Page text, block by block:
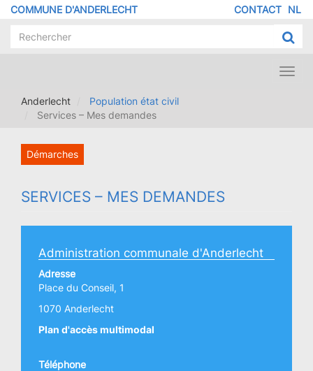
Aller
contenu
COMMUNE D'ANDERLECHT NL
DE
CONTACT
Anderlecht
Population état civil
Services – Mes demandes
Démarches
SERVICES – MES DEMANDES
Administration communale d'Anderlecht
Adresse
Place du Conseil, 1
1070 Anderlecht
Plan d'accès multimodal
Téléphone